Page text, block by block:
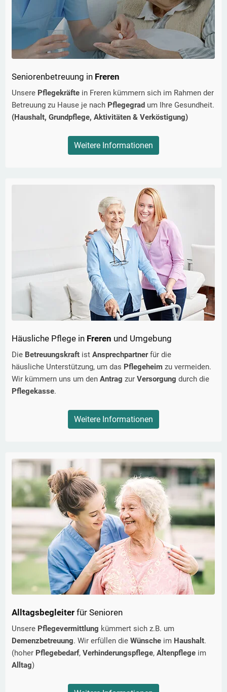
Seniorenbetreuung in Freren
Unsere Pflegekräfte in Freren kümmern sich im Rahmen der
Betreuung zu Hause je nach Pflegegrad um Ihre Gesundheit.
(Haushalt, Grundpflege, Aktivitäten & Verköstigung)
Weitere Informationen
Häusliche Pflege in Freren und Umgebung
Die Betreuungskraft ist Ansprechpartnerfür die
häusliche Unterstützung, um das Pflegeheim zu vermeiden.
Wir kümmern uns um den Antrag zur Versorgung durch die
Pflegekasse.
Weitere Informationen
Alltagsbegleiter für Senioren
Unsere Pflegevermittlung kümmert sich z.B. um
Demenzbetreuung. Wir erfüllen die Wünsche im Haushalt.
(hoher Pflegebedarf, Verhinderungspflege, Altenpflege im
Alltag)